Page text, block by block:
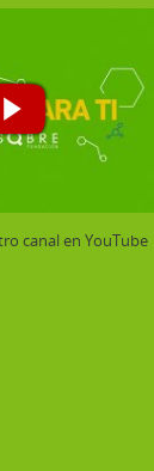
canal en YouTube